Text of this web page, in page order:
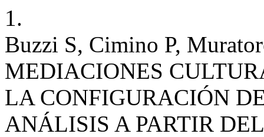
1.
Buzzi S, Cimino P,
MEDIACIONES
LA CONFIGURACIÓN
ANÁLISIS A PARTIR